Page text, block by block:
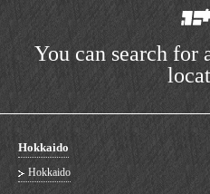
You can search for
Hokkaido
Hokkaido